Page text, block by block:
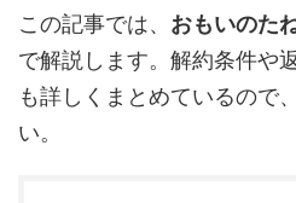
この記事では、 おもいのた
で解説します。解約条件や
も詳しくまとめているので
い。